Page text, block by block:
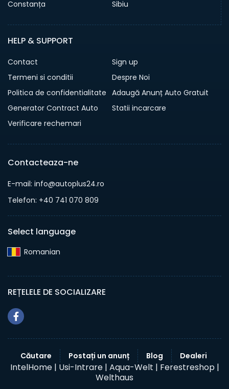
Constanța
Sibiu
HELP & SUPPORT
Contact
Sign up
Termeni si conditii
Despre Noi
Politica de confidentialitate Adaugă Anunț Auto Gratuit
Generator Contract Auto
Statii incarcare
Verificare rechemari
Contacteaza-ne
E-mail: info@autoplus24.ro
Telefon: +40 741 070 809
Select language
Romanian‎
REȚELELE DE SOCIALIZARE
Căutare Postați un anunț Blog Dealeri
IntelHome | Usi-Intrare | Aqua-Welt | Ferestreshop |
Welthaus